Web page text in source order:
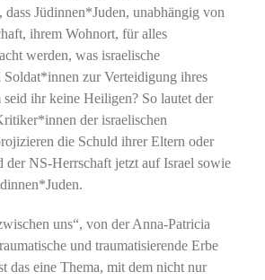
dass Jüdinnen*Juden, unabhängig von
ihrem Wohnort, für alles
werden, was israelische
zur Verteidigung ihres
ihr keine Heiligen? So lautet der
der israelischen
die Schuld ihrer Eltern oder
der NS-Herrschaft jetzt auf Israel sowie
uns“, von der Anna-Patricia
und traumatisierende Erbe
das eine Thema, mit dem nicht nur